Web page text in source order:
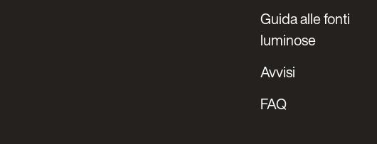
Guida alle fonti
luminose
Avvisi
FAQ